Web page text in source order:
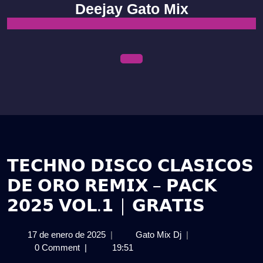
content
Deejay Gato Mix
𝗧𝗘𝗖𝗛𝗡𝗢 𝗗𝗜𝗦𝗖𝗢 𝗖𝗟𝗔𝗦𝗜𝗖𝗢𝗦
𝗗𝗘 𝗢𝗥𝗢 𝗥𝗘𝗠𝗜𝗫 – 𝗣𝗔𝗖𝗞
𝟮𝟬𝟮𝟱 𝗩𝗢𝗟.𝟭 | 𝗚𝗥𝗔𝗧𝗜𝗦
17 de enero de 202517
de
| Gato Mix Dj𝗧𝗘𝗖𝗛𝗡𝗢
|
0 Comment | 19:51